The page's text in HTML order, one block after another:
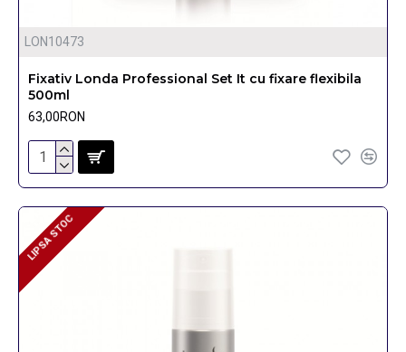
LON10473
Fixativ Londa Professional Set It cu fixare flexibila
500ml
63,00RON
LIPSA STOC
LIPSA STOC